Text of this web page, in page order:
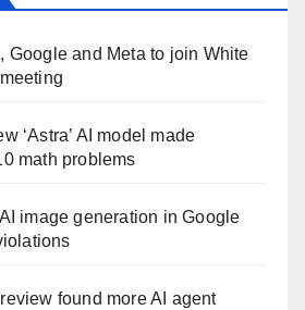
Google and Meta to join White
‘Astra’ AI model made
math problems
image generation in Google
found more AI agent